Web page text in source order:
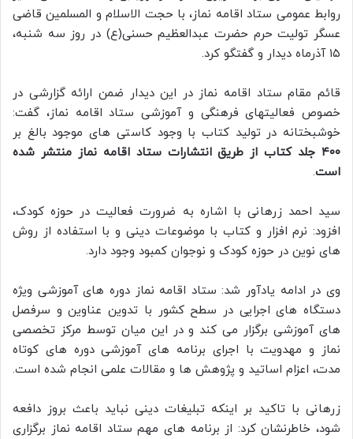
روابط عمومی ستاد اقامه نماز، با حجت الاسلام و المسلمین قاضی
عسگر تولیت حرم حضرت عبدالعظیم حسنی(ع) در روز سه شنبه،
۱۵ آذرماه دیدار و گفتگو کرد.
قائم مقام ستاد اقامه نماز در این دیدار ضمن ارائه گزارشی در
خصوص فعالیتهای فرهنگی و آموزشی ستاد اقامه نماز، گفت:
خوشبختانه در تولید کتاب با وجود کاستی های موجود بالغ بر
۴۰۰ جلد کتاب از طریق انتشارات ستاد اقامه نماز منتشر شده
است.
سید احمد زرهانی با اشاره به ضرورت فعالیت در حوزه کودک،
افزود: نرم افزار و کتاب با موضوعات دینی و با استفاده از روش
های نوین در حوزه کودک و نوجوان کمبود وجود دارد.
وی در ادامه یادآور شد: ستاد اقامه نماز دوره های آموزشی ویژه
دستگاه های اجرایی در سطح کشور با تدوین عناوین و سرفصل
های آموزشی برگزار می کند و در این میان توسط مرکز تخصصی
نماز و مهدویت با اجرای برنامه های آموزشی دوره های کوتاه
مدت، اعزام اساتید و پژوهش ها و مقالات علمی انجام شده است.
زرهانی با تاکید بر اینکه تبلیغات دینی نباید باعث بروز دافعه
شود، خاطرنشان کرد: از برنامه های مهم ستاد اقامه نماز برگزاری